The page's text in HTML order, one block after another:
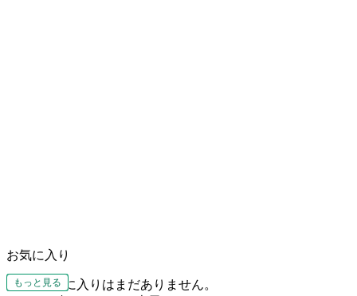
もっと見る
もっと見る
もっと見る
もっと見る
もっと見る
もっと見る
もっと見る
もっと見る
もっと見る
お気に入り
お気に入りはまだありません。